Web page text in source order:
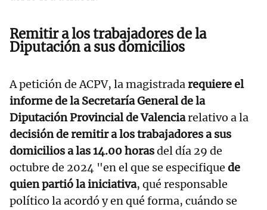
Remitir a los trabajadores de la
Diputación a sus domicilios
A petición de ACPV, la magistradarequiere el
informe de la Secretaría General de la
Diputación Provincial de Valenciarelativo a la
decisión de remitir a los trabajadores a sus
domicilios a las 14.00 horasdel día 29 de
octubre de 2024 "en el que se especifique de
quien partió la iniciativa, qué responsable
político la acordó y en qué forma, cuándo se